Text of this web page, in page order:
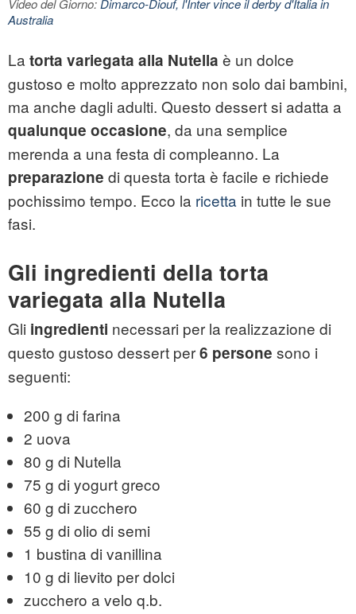
Video del Giorno:Dimarco-Diouf, l'Inter vince il derby d'Italia in
Australia
La torta variegata alla Nutella è un dolce
gustoso e molto apprezzato non solo dai bambini,
ma anche dagli adulti. Questo dessert si adatta a
qualunque occasione, da una semplice
merenda a una festa di compleanno. La
preparazione di questa torta è facile e richiede
pochissimo tempo. Ecco la ricetta in tutte le sue
fasi.
Gli ingredienti della torta
variegata alla Nutella
Gli ingredienti necessari per la realizzazione di
questo gustoso dessert per6 persone sono i
seguenti:
200 g di farina
2 uova
80 g di Nutella
75 g di yogurt greco
60 g di zucchero
55 g di olio di semi
1 bustina di vanillina
10 g di lievito per dolci
zucchero a velo q.b.